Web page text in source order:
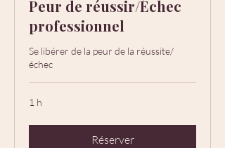
Peur de réussir/Échec
professionnel
Se libérer de la peur de la réussite/
échec
1 h
Réserver